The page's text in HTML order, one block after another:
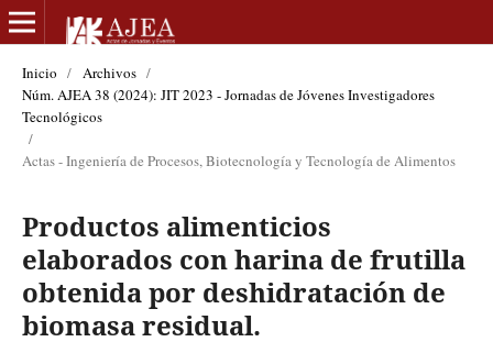
Inicio / Archivos /
Núm. AJEA 38 (2024): JIT 2023 - Jornadas de Jóvenes Investigadores
Tecnológicos
/
Actas - Ingeniería de Procesos, Biotecnología y Tecnología de Alimentos
Productos alimenticios
elaborados con harina de frutilla
obtenida por deshidratación de
biomasa residual.